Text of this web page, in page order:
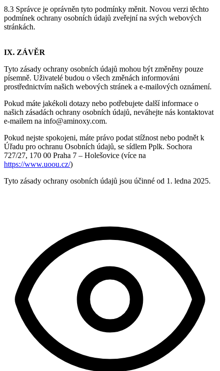
8.3 Správce je oprávněn tyto podmínky měnit. Novou verzi těchto
podmínek ochrany osobních údajů zveřejní na svých webových
stránkách.
IX. ZÁVĚR
Tyto zásady ochrany osobních údajů mohou být změněny pouze
písemně. Uživatelé budou o všech změnách informováni
prostřednictvím našich webových stránek a e-mailových oznámení.
Pokud máte jakékoli dotazy nebo potřebujete další informace o
našich zásadách ochrany osobních údajů, neváhejte nás kontaktovat
e-mailem na info@aminoxy.com.
Pokud nejste spokojeni, máte právo podat stížnost nebo podnět k
Úřadu pro ochranu Osobních údajů, se sídlem Pplk. Sochora
727/27, 170 00 Praha 7 – Holešovice (více na
https://www.uoou.cz/)
Tyto zásady ochrany osobních údajů jsou účinné od 1. ledna 2025.